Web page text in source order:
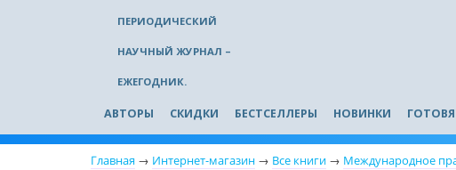
ПЕРИОДИЧЕСКИЙ
НАУЧНЫЙ ЖУРНАЛ –
ЕЖЕГОДНИК.
АВТОРЫ СКИДКИ БЕСТСЕЛЛЕРЫ НОВИНКИ
Главная → Интернет-магазин → Все книги → Международное